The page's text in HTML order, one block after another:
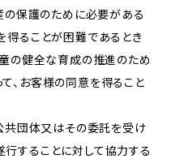
の保護のために必要がある
得ることが困難であるとき
の健全な育成の推進のため
、お客様の同意を得ること
共団体又はその委託を受け
することに対して協力する